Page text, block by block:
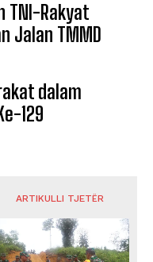
TNI-Rakyat
Jalan TMMD
dalam
129
ARTIKULLI TJETËR